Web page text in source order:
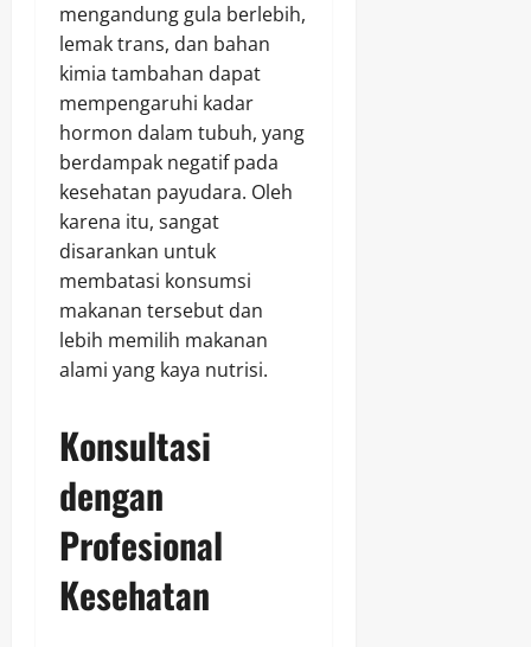
mengandung gula berlebih,
lemak trans, dan bahan
kimia tambahan dapat
mempengaruhi kadar
hormon dalam tubuh, yang
berdampak negatif pada
kesehatan payudara. Oleh
karena itu, sangat
disarankan untuk
membatasi konsumsi
makanan tersebut dan
lebih memilih makanan
alami yang kaya nutrisi.
Konsultasi
dengan
Profesional
Kesehatan